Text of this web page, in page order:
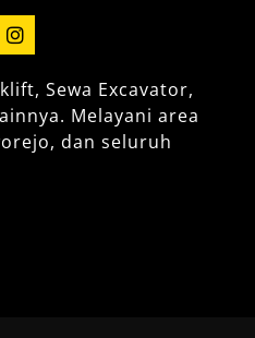
Sewa Excavator,
Melayani area
dan seluruh